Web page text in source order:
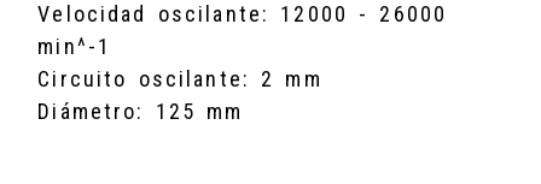
Velocidad oscilante: 12000 - 26000
min^-1
Circuito oscilante: 2 mm
Diámetro: 125 mm